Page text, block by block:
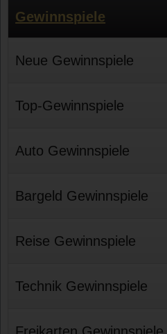
Gewinnspiele
Neue Gewinnspiele
Top-Gewinnspiele
Auto Gewinnspiele
Bargeld Gewinnspiele
Reise Gewinnspiele
Technik Gewinnspiele